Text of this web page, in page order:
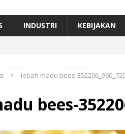
2026 ] Dari Limbah ke Pakan Lele, Ini
INDUSTRI KEBIJAKAN
lebah madu bees-
bees-